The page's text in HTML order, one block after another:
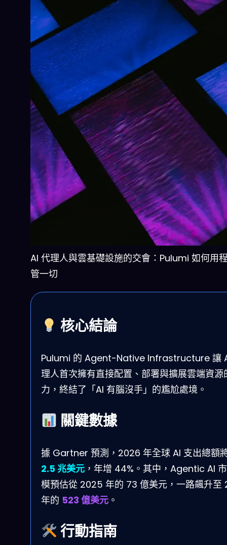
AI 代理人與雲基礎設施的交會：Pulumi 如何用
管一切
核心結論
Pulumi 的 Agent-Native Infrastructure 讓
理人首次擁有直接配置、部署與擴展雲端資源
力，終結了「AI 有腦沒手」的尷尬處境。
關鍵數據
據 Gartner 預測，2026 年全球 AI 支出總額
2.5 兆美元 ，年增 44%。其中，Agentic AI
模預估從 2025 年的 73 億美元，一路飆升至
年的 523 億美元 。
行動指南